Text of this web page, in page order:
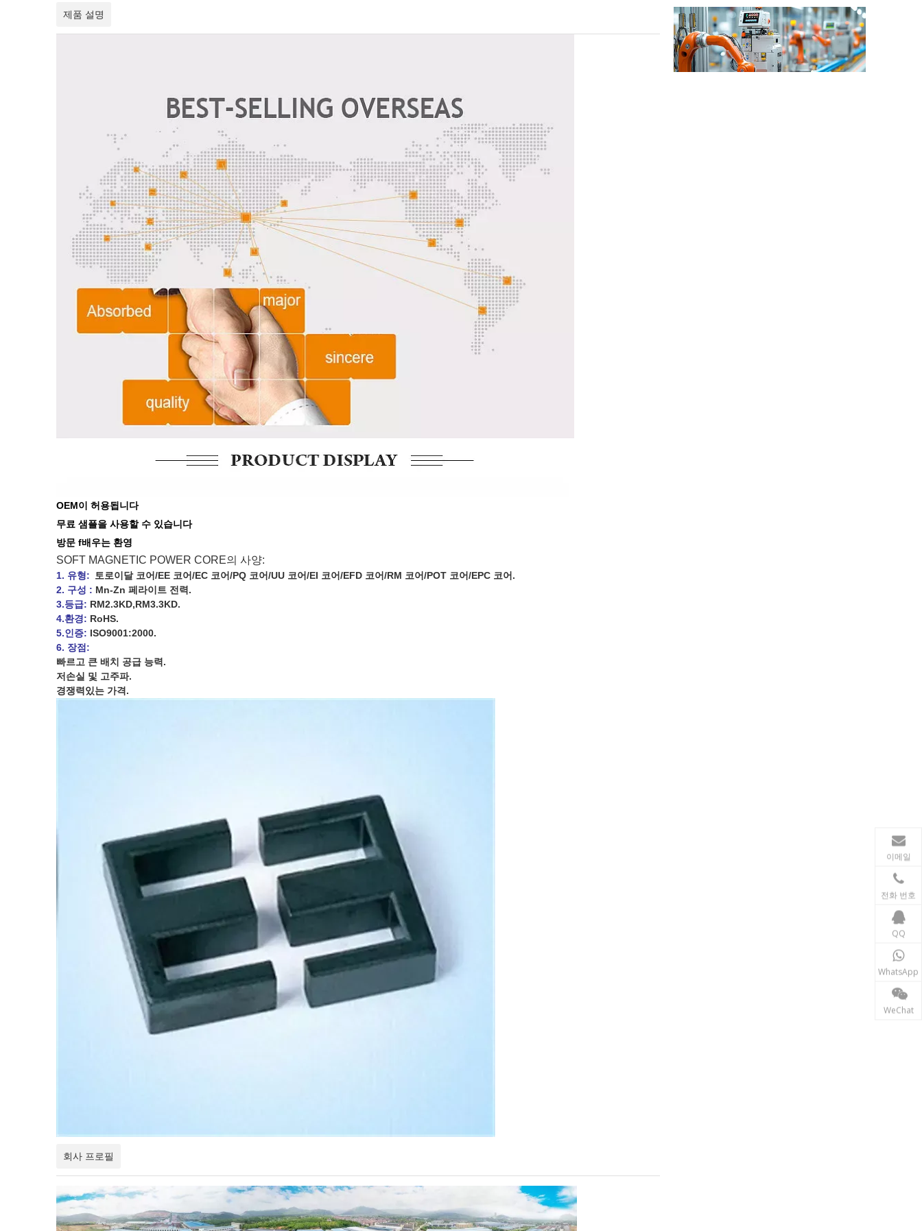
제품 설명
OEM이 허용됩니다
무료 샘플을 사용할 수 있습니다
방문 f배우는 환영
SOFT MAGNETIC POWER CORE의 사양:
1. 유형: 토로이달 코어/EE 코어/EC 코어/PQ 코어/UU 코어/EI 코어/EFD 코어/RM 코어/POT 코어/EPC 코어.
2. 구성 : Mn-Zn 페라이트 전력.
3.등급: RM2.3KD,RM3.3KD.
4.환경: RoHS.
5.인증: ISO9001:2000.
6. 장점:
빠르고 큰 배치 공급 능력.
저손실 및 고주파.
경쟁력있는 가격.
회사 프로필
태양광, 풍력 발전 시스템 등 신재생 에너지 분야에
이메일
전화 번호
QQ
WhatsApp
WeChat